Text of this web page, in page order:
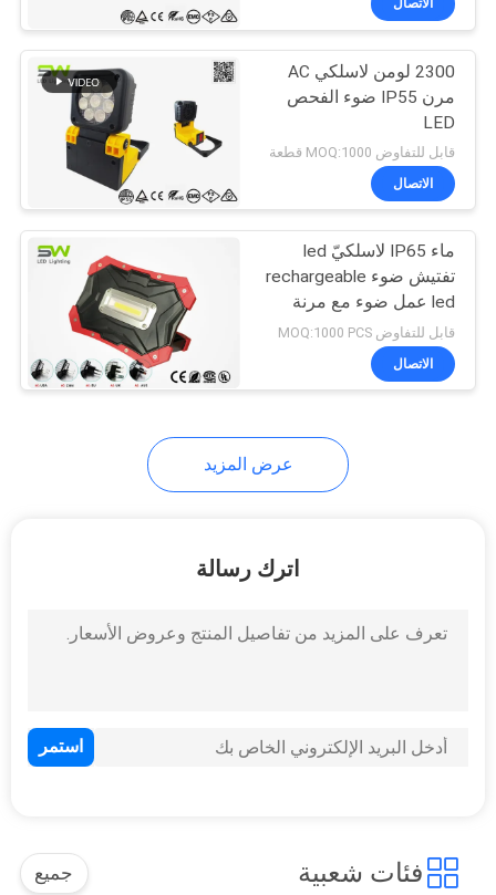
الاتصال
2300 لومن لاسلكي AC
مرن IP55 ضوء الفحص
LED
قابل للتفاوض MOQ:1000 قطعة
الاتصال
ماء IP65 لاسلكيّ led
تفتيش ضوء rechargeable
led عمل ضوء مع مرنة
مغنطيسي مقبض، 5V قوة
بنك
قابل للتفاوض MOQ:1000 PCS
الاتصال
عرض المزيد
اترك رسالة
فئات شعبية جميع